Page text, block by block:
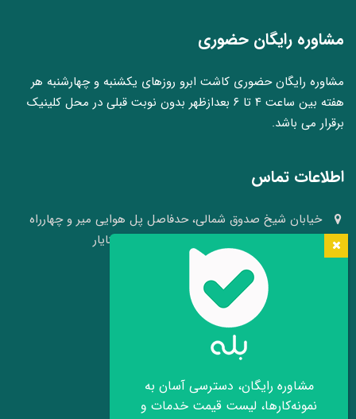
مشاوره رایگان حضوری
مشاوره رایگان حضوری کاشت ابرو روزهای یکشنبه و چهارشنبه هر
هفته بین ساعت ۴ تا ۶ بعدازظهر بدون نوبت قبلی در محل کلینیک
برقرار می باشد.
اطلاعات تماس
خیابان شیخ صدوق شمالی، حدفاصل پل هوایی میر و چهارراه
وکلا، نبش کوچه ۴۱، کلینیک پوست و مو سینایار
info[at]hairheadface.com
موقعیت کلینیک روی نقشه
مشاوره رایگان، دسترسی آسان به
نمونه‌کارها، لیست قیمت خدمات و